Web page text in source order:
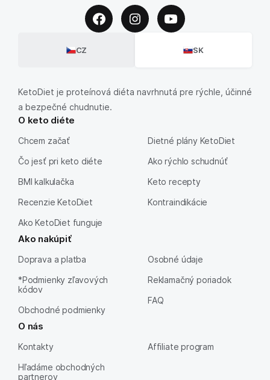
CZ SK
KetoDiet je proteínová diéta navrhnutá pre rýchle, účinné
a bezpečné chudnutie.
O keto diéte
Chcem začať
Čo jesť pri keto diéte
BMI kalkulačka
Recenzie KetoDiet
Ako KetoDiet funguje
Dietné plány KetoDiet
Ako rýchlo schudnúť
Keto recepty
Kontraindikácie
Ako nakúpiť
Doprava a platba
*Podmienky zľavových
kódov
Obchodné podmienky
Osobné údaje
Reklamačný poriadok
FAQ
O nás
Kontakty
Hľadáme obchodných
partnerov
Affiliate program